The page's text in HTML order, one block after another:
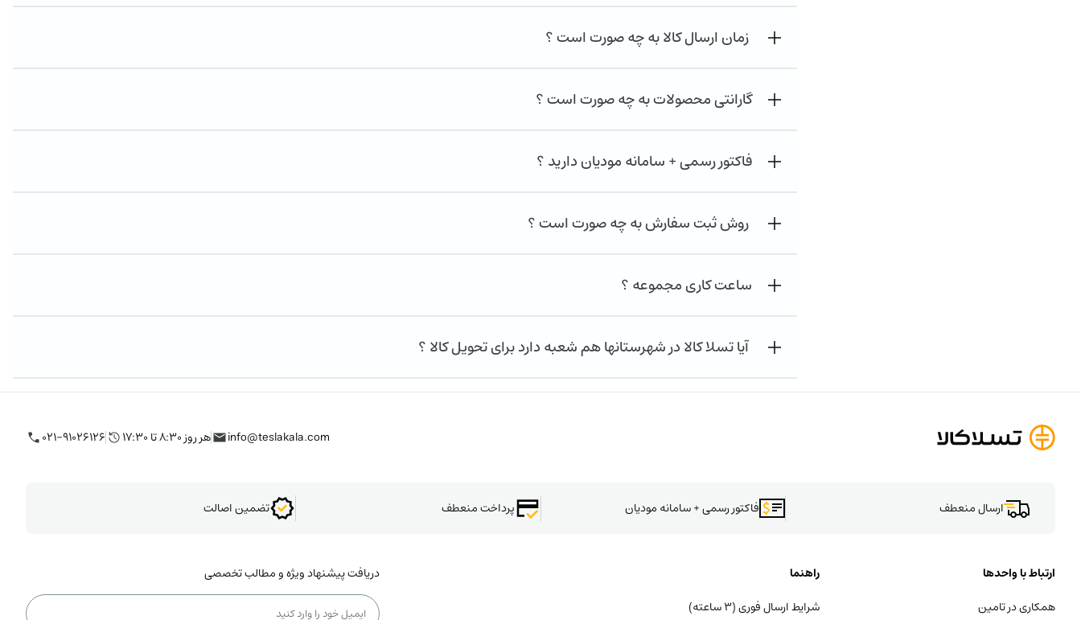
زمان ارسال کالا به چه صورت است ؟
گارانتی محصولات به چه صورت است ؟
فاکتور رسمی + سامانه مودیان دارید ؟
روش ثبت سفارش به چه صورت است ؟
ساعت کاری مجموعه ؟
آیا تسلا کالا در شهرستانها هم شعبه دارد برای تحویل کالا ؟
۰۲۱-۹۱۰۲۶۱۲۶ هر روز ۸:۳۰ تا ۱۷:۳۰ info@teslakala.com
ارسال منعطف فاکتور رسمی + سامانه مودیان پرداخت منعطف تضمین اصالت
ارتباط با واحدها
همکاری در تامین
راهنما
شرایط ارسال فوری (۳ ساعته)
دریافت پیشنهاد ویژه و مطالب تخصصی